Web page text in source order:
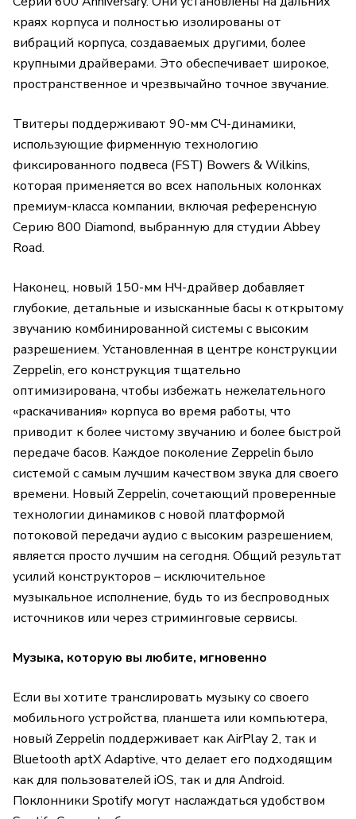
краях корпуса и полностью изолированы от
вибраций корпуса, создаваемых другими, более
крупными драйверами. Это обеспечивает широкое,
пространственное и чрезвычайно точное звучание.
Твитеры поддерживают 90-мм СЧ-динамики,
использующие фирменную технологию
фиксированного подвеса (FST) Bowers & Wilkins,
которая применяется во всех напольных колонках
премиум-класса компании, включая референсную
Серию 800 Diamond, выбранную для студии Abbey
Road.
Наконец, новый 150-мм НЧ-драйвер добавляет
глубокие, детальные и изысканные басы к открытому
звучанию комбинированной системы с высоким
разрешением. Установленная в центре конструкции
Zeppelin, его конструкция тщательно
оптимизирована, чтобы избежать нежелательного
«раскачивания» корпуса во время работы, что
приводит к более чистому звучанию и более быстрой
передаче басов. Каждое поколение Zeppelin было
системой с самым лучшим качеством звука для своего
времени. Новый Zeppelin, сочетающий проверенные
технологии динамиков с новой платформой
потоковой передачи аудио с высоким разрешением,
является просто лучшим на сегодня. Общий результат
усилий конструкторов – исключительное
музыкальное исполнение, будь то из беспроводных
источников или через стриминговые сервисы.
Музыка, которую вы любите, мгновенно
Если вы хотите транслировать музыку со своего
мобильного устройства, планшета или компьютера,
новый Zeppelin поддерживает как AirPlay 2, так и
Bluetooth aptX Adaptive, что делает его подходящим
как для пользователей iOS, так и для Android.
Поклонники Spotify могут наслаждаться удобством